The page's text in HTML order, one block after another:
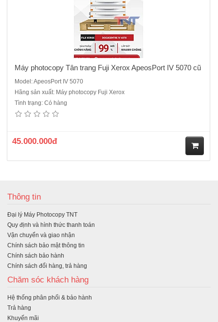
Máy photocopy Tân trang Fuji Xerox ApeosPort IV 5070 cũ
Model: ApeosPort IV 5070
Hãng sản xuất: Máy photocopy Fuji Xerox
Tình trạng: Có hàng
45.000.000đ
Thông tin
Đại lý Máy Photocopy TNT
Quy định và hình thức thanh toán
Vận chuyển và giao nhận
Chính sách bảo mật thông tin
Chính sách bảo hành
Chính sách đổi hàng, trả hàng
Chăm sóc khách hàng
Hệ thống phân phối & bảo hành
Trả hàng
Khuyến mãi